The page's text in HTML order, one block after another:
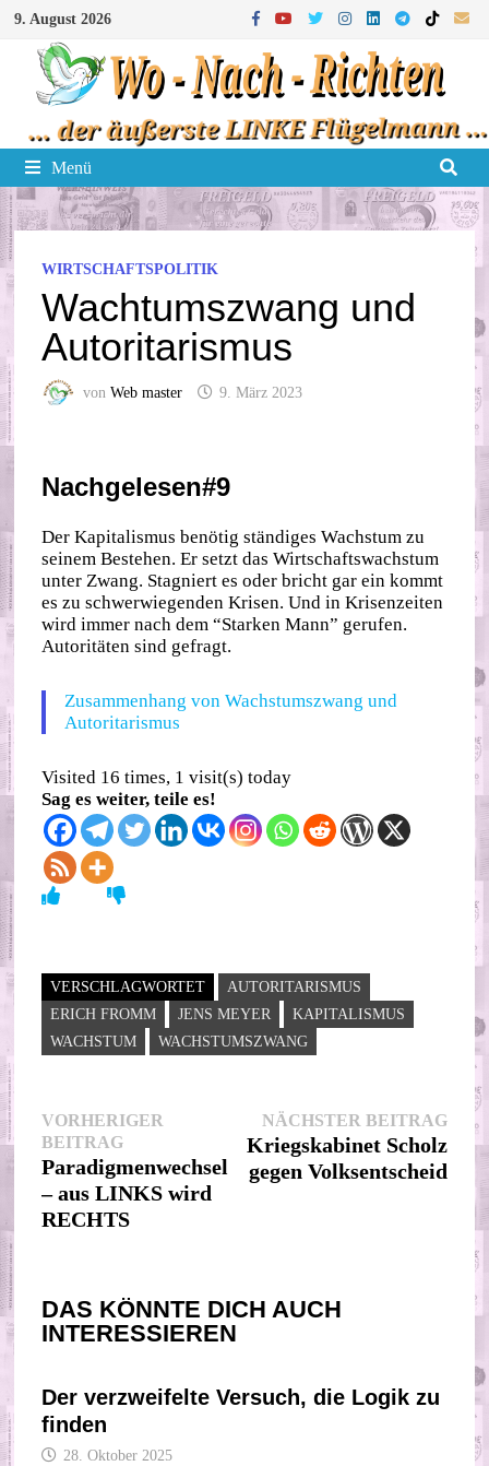
Zum
Inhalt
springen
9. August 2026
Menü
WIRTSCHAFTSPOLITIK
Wachtumszwang und
Autoritarismus
vonWeb master 9. März 2023
Nachgelesen#9
Der Kapitalismus benötig ständiges Wachstum zu
seinem Bestehen. Er setzt das Wirtschaftswachstum
unter Zwang. Stagniert es oder bricht gar ein kommt
es zu schwerwiegenden Krisen. Und in Krisenzeiten
wird immer nach dem “Starken Mann” gerufen.
Autoritäten sind gefragt.
Zusammenhang von Wachstumszwang und
Autoritarismus
Visited 16 times, 1 visit(s) today
Sag es weiter, teile es!
VERSCHLAGWORTET
AUTORITARISMUS
ERICH FROMM
JENS MEYER
KAPITALISMUS
WACHSTUM
WACHSTUMSZWANG
Beitragsnavigation
VORHERIGER
BEITRAGVorheriger
Beitrag:
Paradigmenwechsel
– aus LINKS wird
RECHTS
NÄCHSTER BEITRAG
Kriegskabinet Scholz
gegen Volksentscheid
DAS KÖNNTE DICH AUCH
INTERESSIEREN
Der verzweifelte Versuch, die Logik zu
finden
28. Oktober 2025